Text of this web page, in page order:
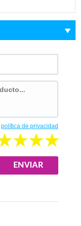
política de privacidad